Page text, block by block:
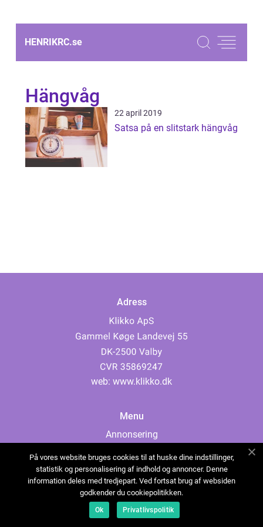
HENRIKRC.se
Hängvåg
22 april 2019
Satsa på en slitstark hängvåg
Adress
web: www.klikko.dk
Menu
Annonsering
Cookies
Kontakta oss
Sitemap
På vores website bruges cookies til at huske dine indstillinger,
statistik og personalisering af indhold og annoncer. Denne
information deles med tredjepart. Ved fortsat brug af websiden
godkender du cookiepolitikken.
Ok Privatlivspolitik